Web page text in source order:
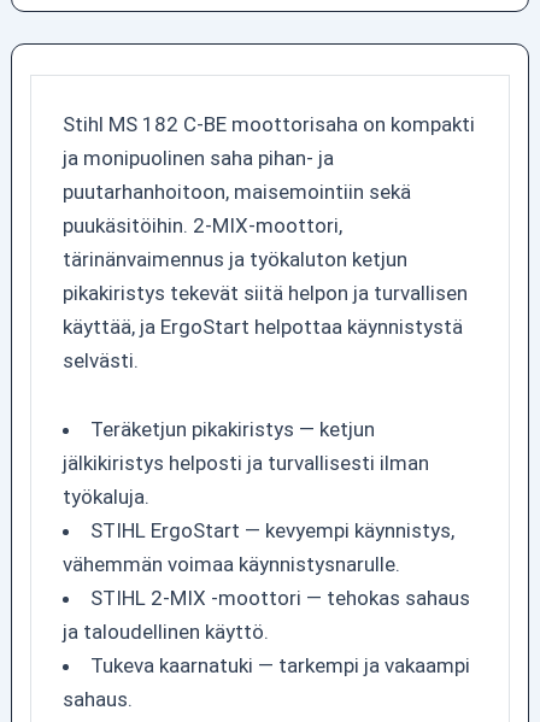
Stihl MS 182 C-BE moottorisaha on kompakti
ja monipuolinen saha pihan- ja
puutarhanhoitoon, maisemointiin sekä
puukäsitöihin. 2-MIX-moottori,
tärinänvaimennus ja työkaluton ketjun
pikakiristys tekevät siitä helpon ja turvallisen
käyttää, ja ErgoStart helpottaa käynnistystä
selvästi.
Teräketjun pikakiristys — ketjun
jälkikiristys helposti ja turvallisesti ilman
työkaluja.
STIHL ErgoStart — kevyempi käynnistys,
vähemmän voimaa käynnistysnarulle.
STIHL 2-MIX -moottori — tehokas sahaus
ja taloudellinen käyttö.
Tukeva kaarnatuki — tarkempi ja vakaampi
sahaus.